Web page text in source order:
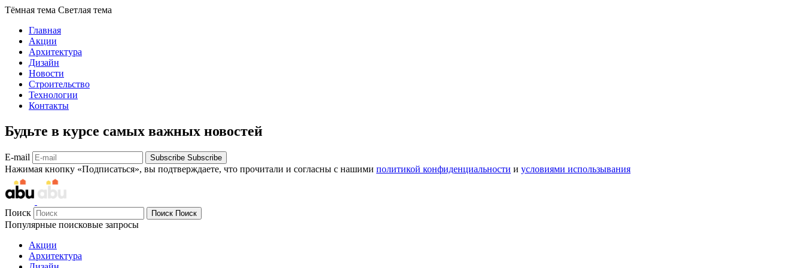
Тёмная тема Светлая тема
Главная
Акции
Архитектура
Дизайн
Новости
Строительство
Технологии
Контакты
Будьте в курсе самых важных новостей
E-mail Subscribe Subscribe
Нажимая кнопку «Подписаться», вы подтверждаете, что прочитали и согласны с нашими политикой конфиденциальности и условиями использывания
Поиск Поиск Поиск
Популярные поисковые запросы
Акции
Архитектура